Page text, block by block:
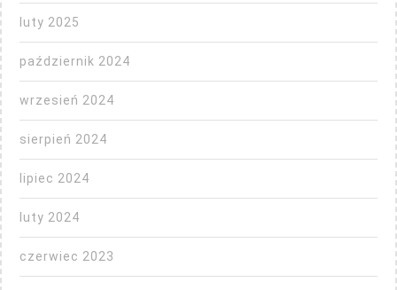
luty 2025
październik 2024
wrzesień 2024
sierpień 2024
lipiec 2024
luty 2024
czerwiec 2023